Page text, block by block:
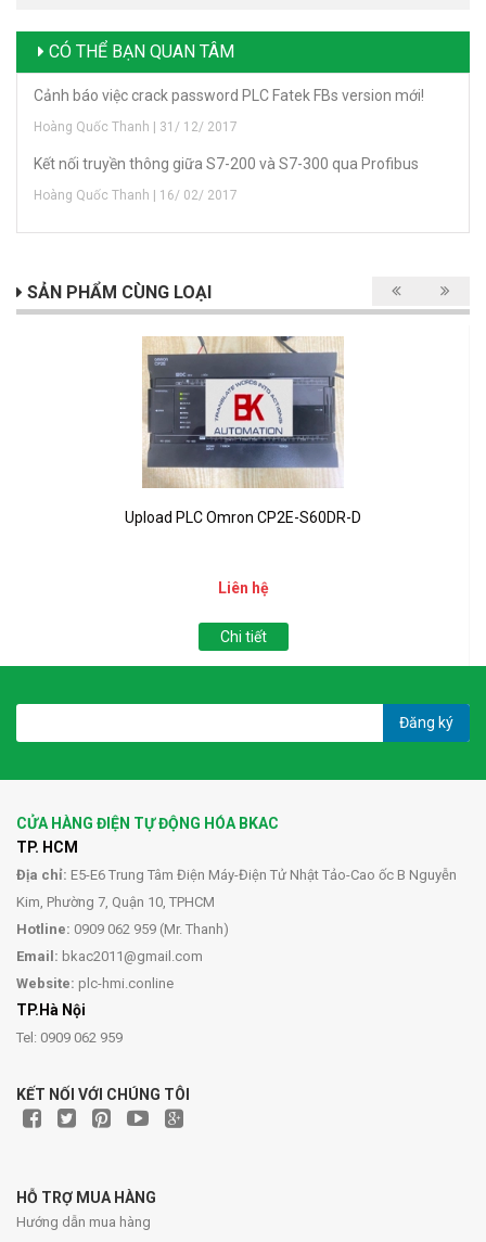
CÓ THỂ BẠN QUAN TÂM
Cảnh báo việc crack password PLC Fatek FBs version mới!
Hoàng Quốc Thanh | 31/ 12/ 2017
Kết nối truyền thông giữa S7-200 và S7-300 qua Profibus
Hoàng Quốc Thanh | 16/ 02/ 2017
SẢN PHẨM CÙNG LOẠI
Upload PLC Omron CP2E-S60DR-D
Liên hệ
Chi tiết
Đăng ký
CỬA HÀNG ĐIỆN TỰ ĐỘNG HÓA BKAC
TP. HCM
Địa chỉ: E5-E6 Trung Tâm Điện Máy-Điện Tử Nhật Tảo-Cao ốc B Nguyễn
Kim, Phường 7, Quận 10, TPHCM
Hotline: 0909 062 959 (Mr. Thanh)
Email: bkac2011@gmail.com
Website: plc-hmi.conline
TP.Hà Nội
Tel: 0909 062 959
KẾT NỐI VỚI CHÚNG TÔI
HỖ TRỢ MUA HÀNG
Hướng dẫn mua hàng